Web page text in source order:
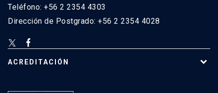
Teléfono: +56 2 2354 4303
Dirección de Postgrado: +56 2 2354 4028
ACREDITACIÓN